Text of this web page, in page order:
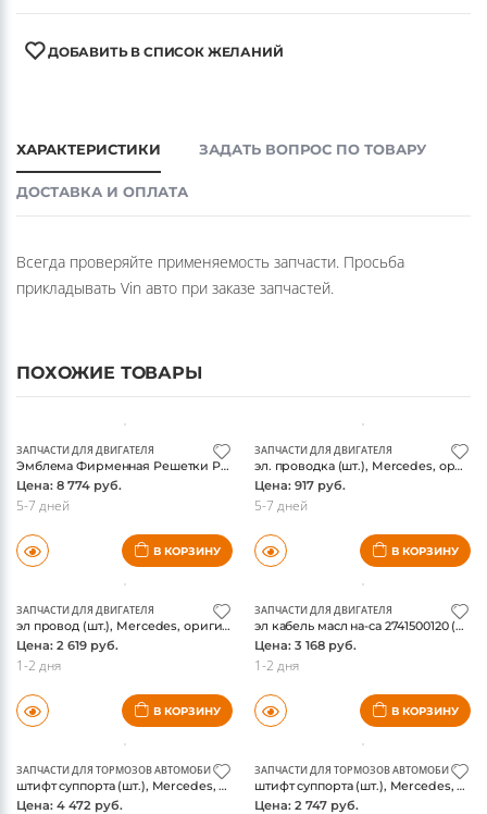
ДОБАВИТЬ В СПИСОК ЖЕЛАНИЙ
ХАРАКТЕРИСТИКИ ЗАДАТЬ ВОПРОС ПО ТОВАРУ
ДОСТАВКА И ОПЛАТА
Всегда проверяйте применяемость запчасти. Просьба
прикладывать Vin авто при заказе запчастей.
ПОХОЖИЕ ТОВАРЫ
ЗАПЧАСТИ ДЛЯ ДВИГАТЕЛЯ
Эмблема Фирменная Решетки Радиатора(1778884200) (шт.), Mercedes, оригинал
Цена: 8 774 руб.
5-7 дней
В КОРЗИНУ
ЗАПЧАСТИ ДЛЯ ДВИГАТЕЛЯ
эл. проводка (шт.), Mercedes, оригинал
Цена: 917 руб.
5-7 дней
В КОРЗИНУ
ЗАПЧАСТИ ДЛЯ ДВИГАТЕЛЯ
эл провод (шт.), Mercedes, оригинал
Цена: 2 619 руб.
1-2 дня
В КОРЗИНУ
ЗАПЧАСТИ ДЛЯ ДВИГАТЕЛЯ
эл кабель масл на-са 2741500120 (шт.), Mercedes, оригинал
Цена: 3 168 руб.
1-2 дня
В КОРЗИНУ
ЗАПЧАСТИ ДЛЯ ТОРМОЗОВ АВТОМОБИЛЯ
штифт суппорта (шт.), Mercedes, оригинал
Цена: 4 472 руб.
ЗАПЧАСТИ ДЛЯ ТОРМОЗОВ АВТОМОБИЛЯ
штифт суппорта (шт.), Mercedes, оригинал
Цена: 2 747 руб.